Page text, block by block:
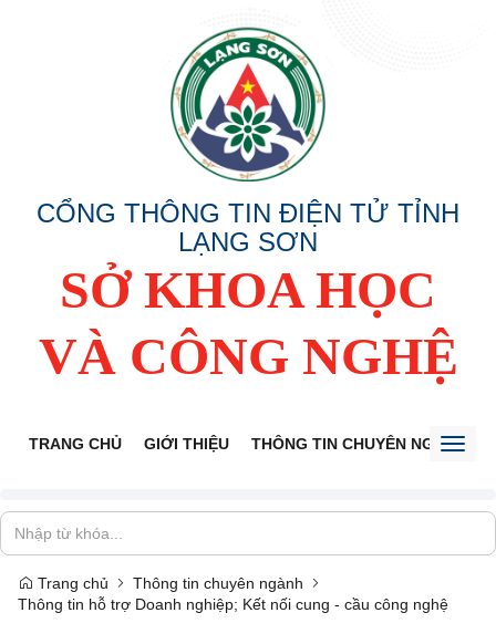
CỔNG THÔNG TIN ĐIỆN TỬ TỈNH
LẠNG SƠN
SỞ KHOA HỌC
VÀ CÔNG NGHỆ
TRANG CHỦ GIỚI THIỆU THÔNG TIN CHUYÊN NGÀNH
Trang chủ
Thông tin chuyên ngành
Thông tin hỗ trợ Doanh nghiệp; Kết nối cung - cầu công nghệ